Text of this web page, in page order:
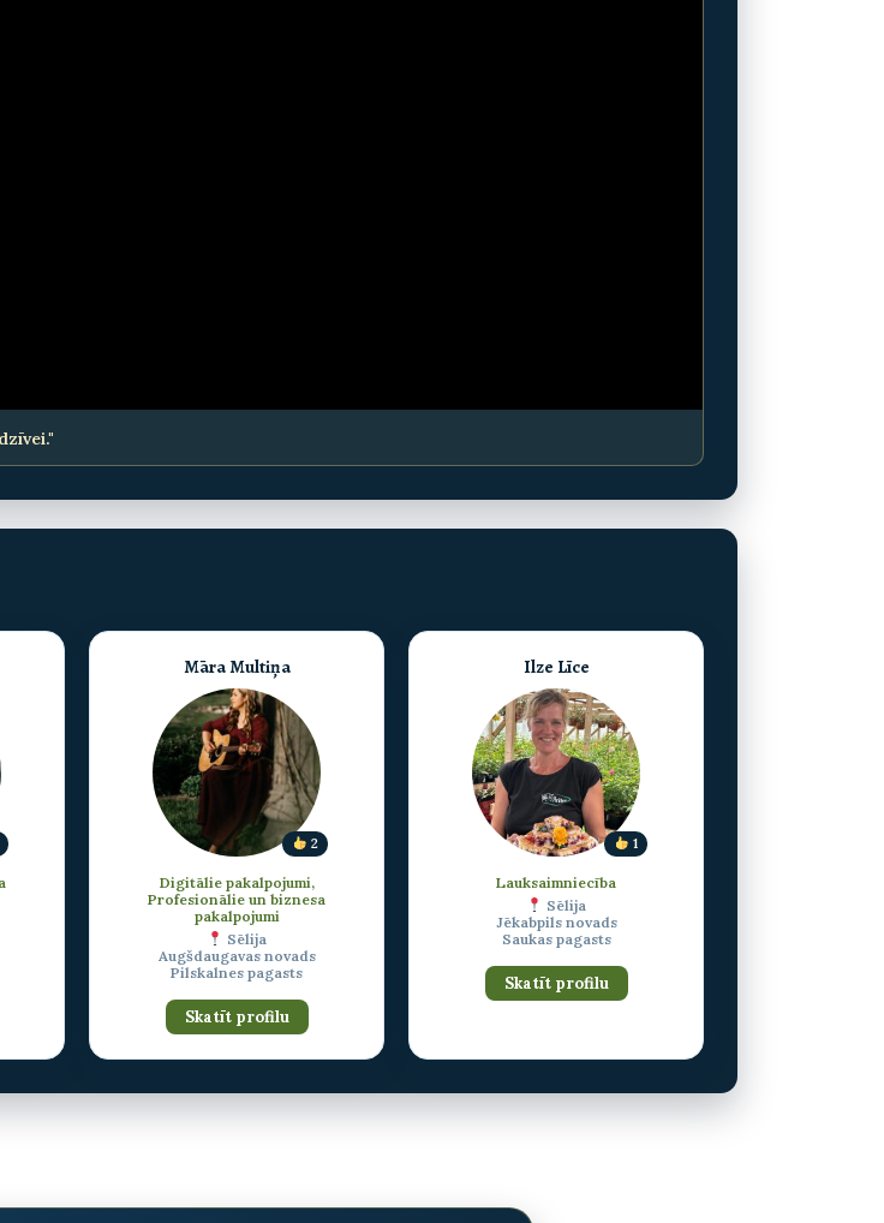
Māra Multiņa
2
Digitālie pakalpojumi,
Profesionālie un biznesa
pakalpojumi
Sēlija
Augšdaugavas novads
Pilskalnes pagasts
Skatīt profilu
Ilze Līce
1
Lauksaimniecība
Sēlija
Jēkabpils novads
Saukas pagasts
Skatīt profilu